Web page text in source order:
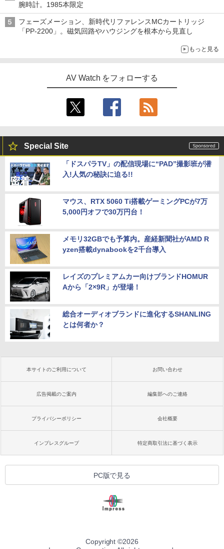
腕時計。1985本限定
フェーズメーション、新時代リファレンスMCカートリッジ
「PP-2200」。磁気回路やハウジングを根本から見直し
もっと見る
AV Watch をフォローする
Special Site
「ドスパラTV」の配信現場に“PAD”撮影班が潜
入!人気の秘訣に迫る!!
マウス、RTX 5060 Ti搭載ゲーミングPCが7万
5,000円オフで30万円台！
メモリ32GBでも予算内。産経新聞社がAMD R
yzen搭載dynabookを2千台導入
レイズのプレミアムカー向けブランドHOMUR
Aから「2×9R」が登場！
総合オーディオブランドに進化するSHANLING
とは何者か？
本サイトのご利用について お問い合わせ
広告掲載のご案内 編集部へのご連絡
プライバシーポリシー 会社概要
インプレスグループ 特定商取引法に基づく表示
PC版で見る
Copyright ©2026